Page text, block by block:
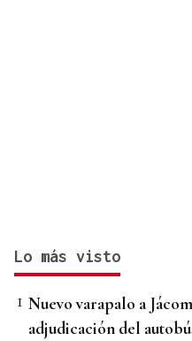
Lo más visto
Nuevo varapalo a
adjudicación del